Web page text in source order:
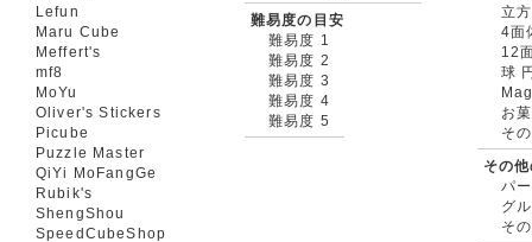
Lefun
Maru Cube
Meffert's
mf8
MoYu
Oliver's Stickers
Picube
Puzzle Master
QiYi MoFangGe
Rubik's
ShengShou
SpeedCubeShop
難易度の目安
難易度 1
難易度 2
難易度 3
難易度 4
難易度 5
立
4面
12
球
お
そ
その
パ
グ
そ